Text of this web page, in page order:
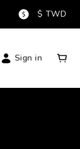
$ TWD
Sign in